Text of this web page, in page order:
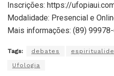
Inscrições: https://
Modalidade: Presencial e
Mais informações: (89)
Tags: debates espiritualide
Ufologia